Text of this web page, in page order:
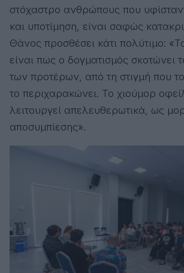
στόχαστρο ανθρώπους που
και υποτίμηση, είναι σαφώς
Θάνος προσθέσει κάτι πολύτιμο:
είναι πως ο δογματισμός σκοτώνει
των προτέρων, από τη στιγμή που το
το περιχαρακώνει. Το χιούμορ
λειτουργεί απελευθερωτικά, ως
αποσυμπίεσης».